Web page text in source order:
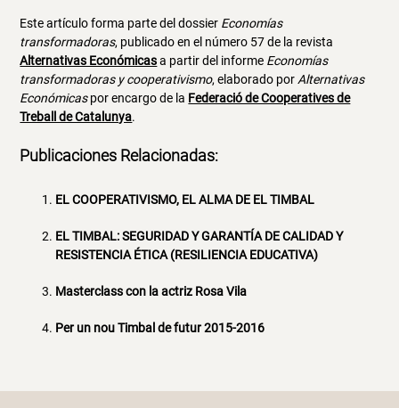
Este artículo forma parte del dossier Economías
transformadoras, publicado en el número 57 de la revista
Alternativas Económicasa partir del informe Economías
transformadoras y cooperativismo, elaborado por Alternativas
Económicaspor encargo de la Federació de Cooperatives de
Treball de Catalunya.
Publicaciones Relacionadas:
EL COOPERATIVISMO, EL ALMA DE EL TIMBAL
EL TIMBAL: SEGURIDAD Y GARANTÍA DE CALIDAD Y
RESISTENCIA ÉTICA (RESILIENCIA EDUCATIVA)
Masterclass con la actriz Rosa Vila
Per un nou Timbal de futur 2015-2016